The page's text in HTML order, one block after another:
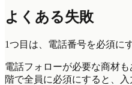
よくある失敗
1つ目は、電話番号を必須に
電話フォローが必要な商材
階で全員に必須にすると、